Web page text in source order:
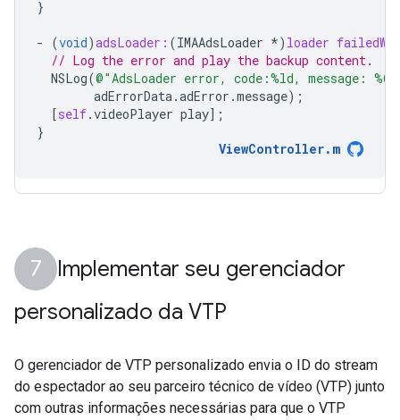
}
- (void)adsLoader: (IMAAdsLoader *) loader
// Log the error and play the backup content.
NSLog(@"AdsLoader error, code:%ld, message: %@"
adErrorData.adError .message);
[self.videoPlayer play];
}
ViewController. m
Implementar seu gerenciador
personalizado da VTP
O gerenciador de VTP personalizado envia o ID do stream
do espectador ao seu parceiro técnico de vídeo (VTP) junto
com outras informações necessárias para que o VTP